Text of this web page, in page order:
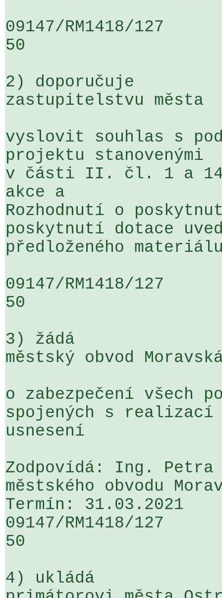
09147/RM1418/
50
2) doporučuje
zastupitelstvu města
vyslovit souhlas s
projektu stanovenými
v části II. čl. 1 a 14
akce a
Rozhodnutí o
poskytnutí dotace
předloženého
09147/RM1418/
50
3) žádá
městský obvod
o zabezpečení všech
spojených s
usnesení
Zodpovídá: Ing.
městského obvodu
Termín: 31.03.2021
09147/RM1418/
50
4) ukládá